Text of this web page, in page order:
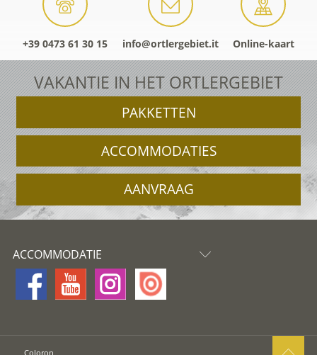
+39 0473 61 30 15 info@ortlergebiet.it Online-kaart
VAKANTIE IN HET ORTLERGEBIET
PAKKETTEN
ACCOMMODATIES
AANVRAAG
ACCOMMODATIE
Coloron